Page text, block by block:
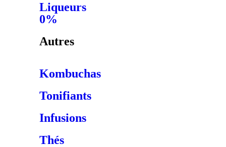
Liqueurs
0%
Autres
Kombuchas
Tonifiants
Infusions
Thés